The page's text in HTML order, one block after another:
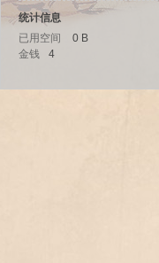
uz!统计信息
已用空间
0 B
金钱
4